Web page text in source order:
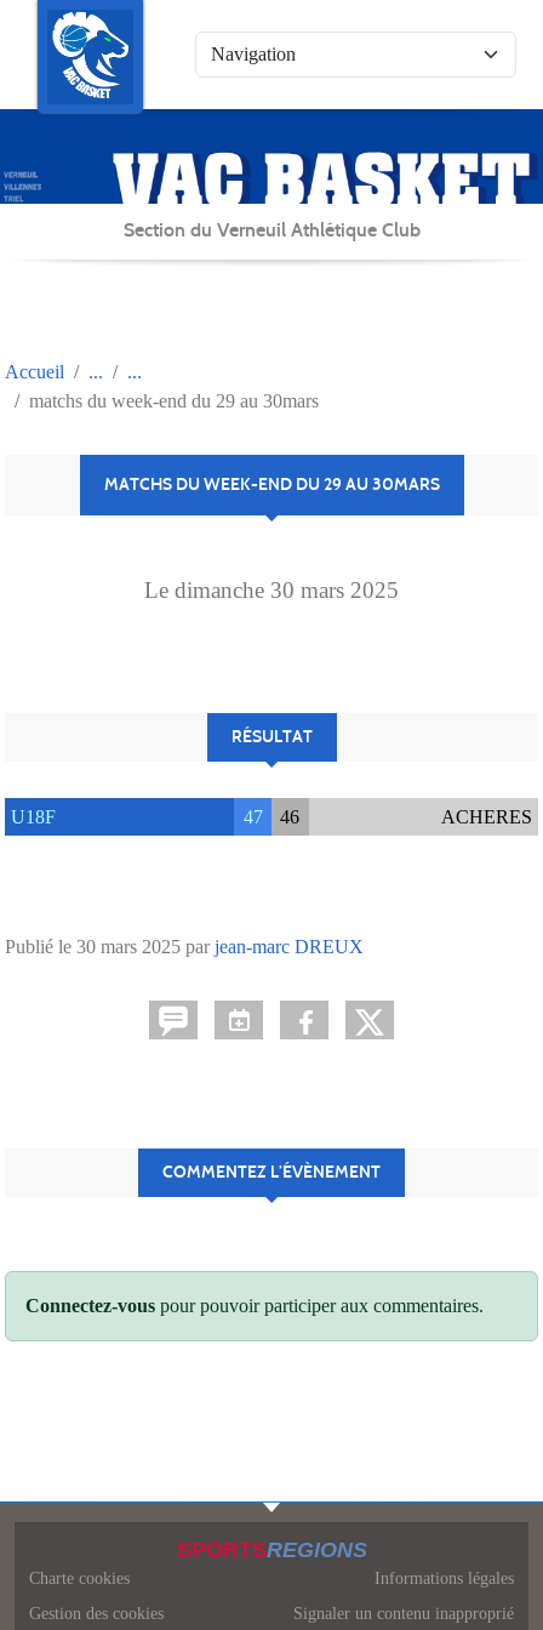
Section du Verneuil Athlétique Club
Accueil
matchs du week-end du 29 au 30mars
MATCHS DU WEEK-END DU 29 AU 30MARS
Le dimanche 30 mars 2025
RÉSULTAT
U18F 47 46 ACHERES
Publié le 30 mars 2025 parjean-marc DREUX
COMMENTEZ L’ÉVÈNEMENT
Connectez-vous pour pouvoir participer aux commentaires.
SPORTSREGIONS
Charte cookies
Gestion des cookies
Informations légales
Signaler un contenu inapproprié
Panneau de gestion des cookies